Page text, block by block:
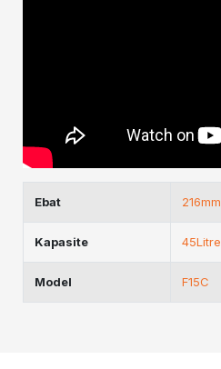
Ebat
Kapasite
Model F15C